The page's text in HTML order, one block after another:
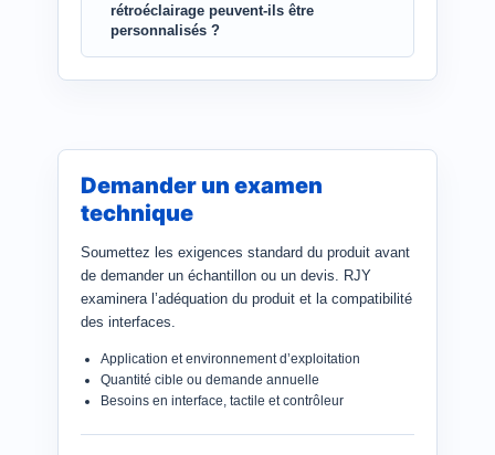
rétroéclairage peuvent-ils être
personnalisés ?
Demander un examen
technique
Soumettez les exigences standard du produit avant
de demander un échantillon ou un devis. RJY
examinera l’adéquation du produit et la compatibilité
des interfaces.
Application et environnement d’exploitation
Quantité cible ou demande annuelle
Besoins en interface, tactile et contrôleur